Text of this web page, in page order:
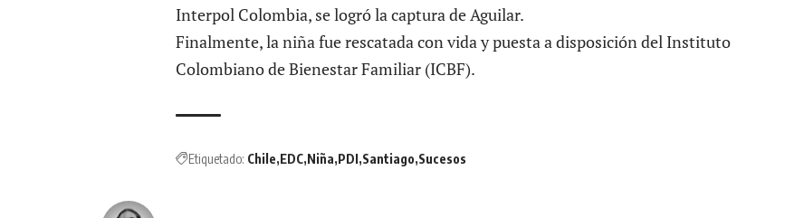
Interpol Colombia, se logró la captura de Aguilar.
Finalmente, la niña fue rescatada con vida y puesta a disposición del Instituto
Colombiano de Bienestar Familiar (ICBF).
Etiquetado: Chile EDC Niña PDI Santiago Sucesos